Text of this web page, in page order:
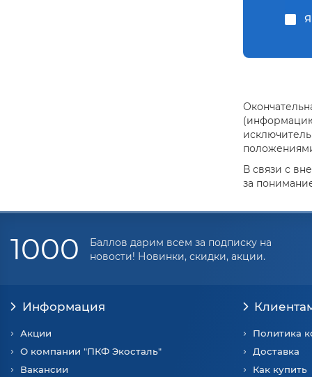
(информацию
В связи с
за
1000
Баллов дарим всем за подписку на
новости! Новинки, скидки, акции.
Информация
Акции
О компании "ПКФ Экосталь"
Вакансии
Политика
Доставка
Как купить